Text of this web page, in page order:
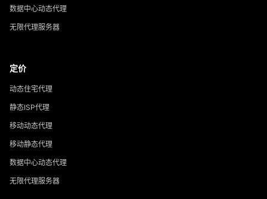
数据中心动态代理
无限代理服务器
定价
动态住宅代理
静态ISP代理
移动动态代理
移动静态代理
数据中心动态代理
无限代理服务器